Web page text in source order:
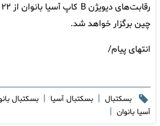
چین برگزار خواهد شد.
انتهای پیام/
بسکتبال | بسکتبال آسیا | بسکتبال
آسیا بانوان |